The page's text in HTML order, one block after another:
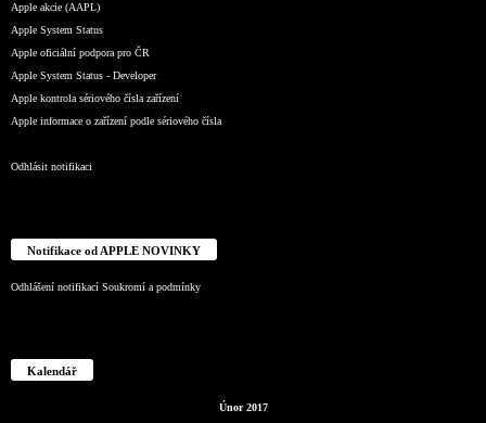
Apple akcie (AAPL)
Apple System Status
Apple oficiální podpora pro ČR
Apple System Status - Developer
Apple kontrola sériového čísla zařízení
Apple informace o zařízení podle sériového čísla
Odhlásit notifikaci
Notifikace od APPLE NOVINKY
Odhlášení notifikací Soukromí a podmínky
Kalendář
Únor 2017